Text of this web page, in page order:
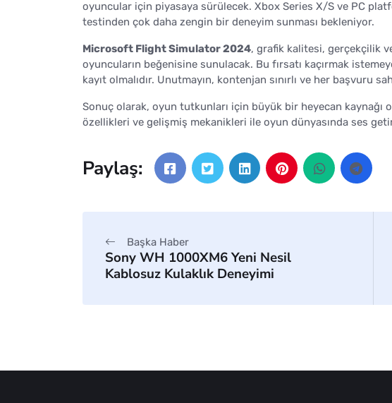
oyuncular için piyasaya sürülecek. Xbox Series X/S ve PC
testinden çok daha zengin bir deneyim sunması bekleniyor.
Microsoft Flight Simulator 2024, grafik kalitesi, gerçekçilik
oyuncuların beğenisine sunulacak. Bu fırsatı kaçırmak
kayıt olmalıdır. Unutmayın, kontenjan sınırlı ve her başvuru
Sonuç olarak, oyun tutkunları için büyük bir heyecan
özellikleri ve gelişmiş mekanikleri ile oyun dünyasında ses
Paylaş:
Başka Haber
Sony WH 1000XM6 Yeni Nesil
Kablosuz Kulaklık Deneyimi